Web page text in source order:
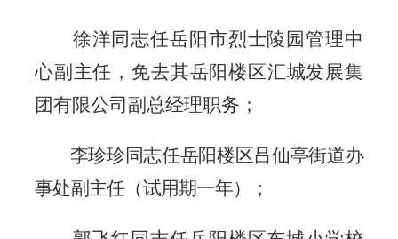
徐洋同志任岳阳市烈士陵园管理中
心副主任，免去其岳阳楼区汇城发展集
团有限公司副总经理职务；
李珍珍同志任岳阳楼区吕仙亭街道办
事处副主任（试用期一年）；